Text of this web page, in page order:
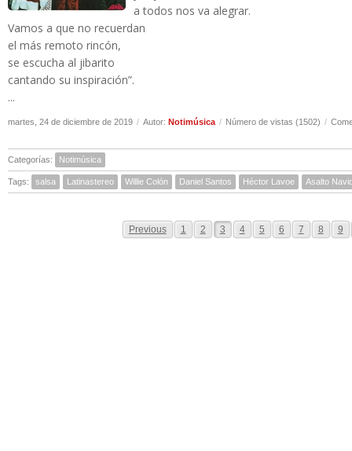
a todos nos va alegrar.
Vamos a que no recuerdan
el más remoto rincón,
se escucha al jibarito
cantando su inspiración”.
...
martes, 24 de diciembre de 2019 / Autor: Notimúsica / Número de vistas (1502) /
Categorías: Notimúsica
Tags: salsa Latinastereo Willie Colón Daniel Santos Héctor Lavoe Asalto
Previous 1 2 3 4 5 6 7 8 9